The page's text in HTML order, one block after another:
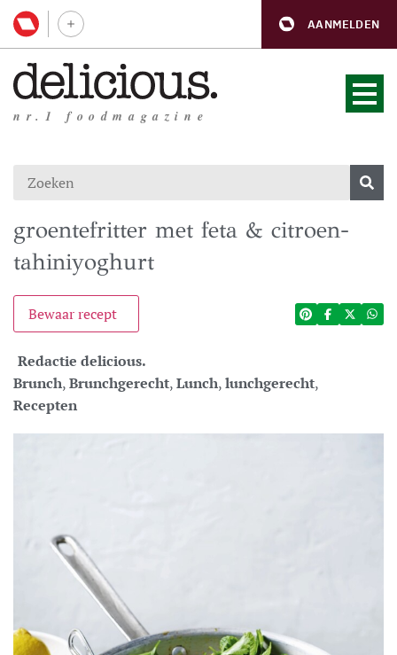
AANMELDEN
nr.1 foodmagazine
groentefritter met feta & citroen-
tahiniyoghurt
Bewaar recept
Redactie delicious.
Brunch,Brunchgerecht,Lunch,lunchgerecht,
Recepten